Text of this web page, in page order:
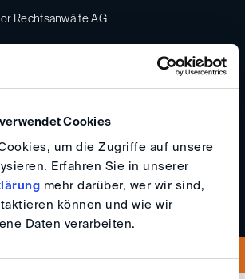
Cookies
um die Zugriffe auf unsere
Erfahren Sie in unserer
mehr darüber, wer wir sind,
können und wie wir
Daten verarbeiten.
Rechtsanwälte AG
ndlegal.ch